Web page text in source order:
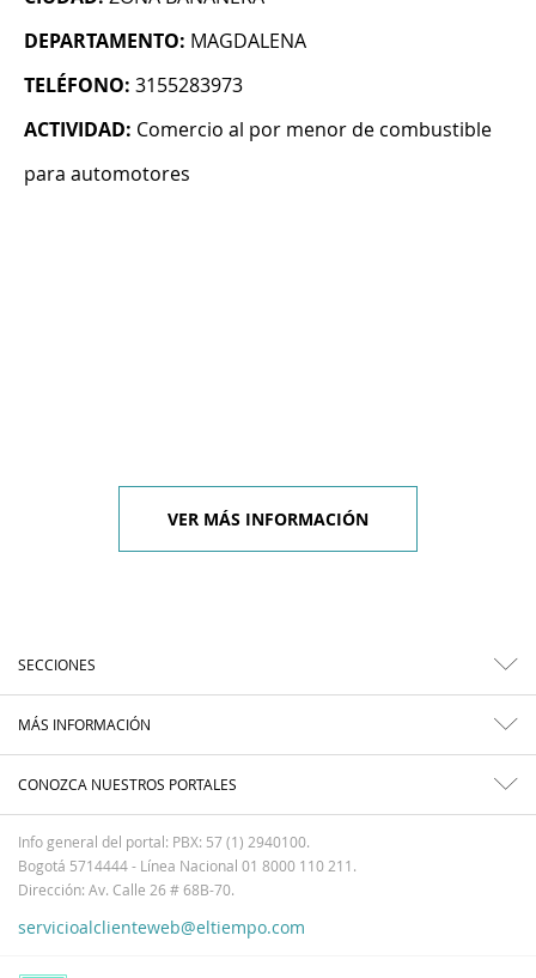
DEPARTAMENTO: MAGDALENA
TELÉFONO: 3155283973
ACTIVIDAD: Comercio al por menor de combustible
para automotores
VER MÁS INFORMACIÓN
SECCIONES
MÁS INFORMACIÓN
CONOZCA NUESTROS PORTALES
Info general del portal: PBX: 57 (1) 2940100.
Bogotá 5714444 - Línea Nacional 01 8000 110 211.
Dirección: Av. Calle 26 # 68B-70.
servicioalclienteweb@eltiempo.com